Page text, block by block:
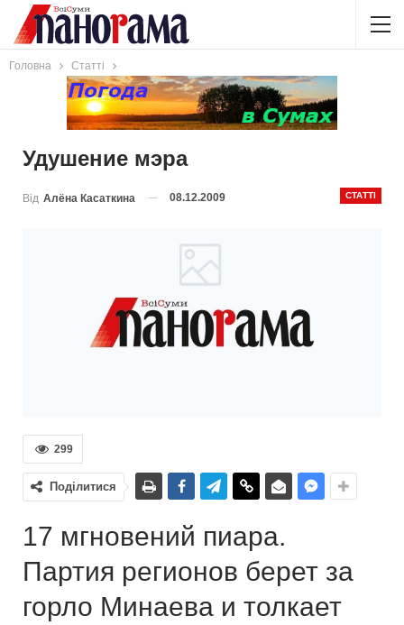
Головна Статті
Удушение мэра
СТАТТІ
Від Алёна Касаткина 08.12.2009
299
Поділитися
17 мгновений пиара.
Партия регионов берет за
горло Минаева и толкает